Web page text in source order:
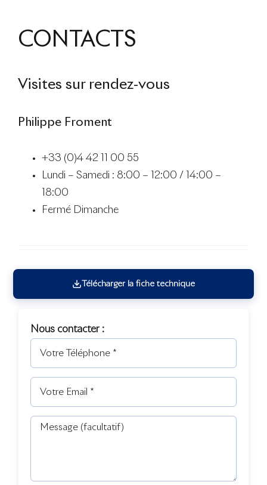
CONTACTS
Visites sur rendez-vous
Philippe Froment
+33 (0)4 42 11 00 55
Lundi – Samedi : 8:00 – 12:00 / 14:00 –
18:00
Fermé Dimanche
Télécharger la fiche technique
Nous contacter :